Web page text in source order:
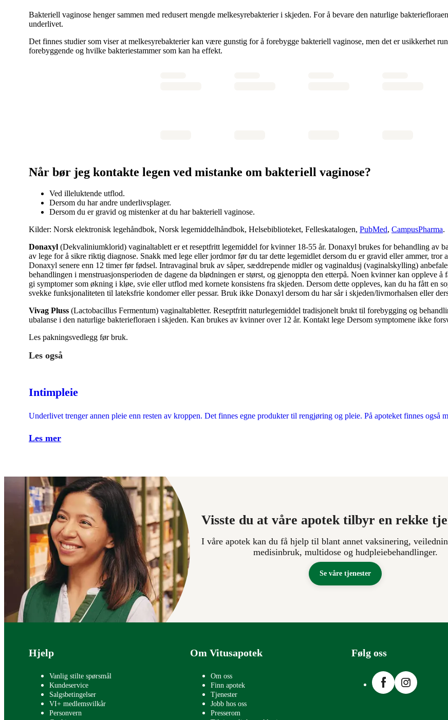
Bakteriell vaginose henger sammen med redusert mengde melkesyrebakterier i skjeden. For å bevare den naturlige
underlivet.
Det finnes studier som viser at melkesyrebakterier kan være gunstig for å forebygge bakteriell vaginose, men det er usikkerhet
forebyggende og hvilke bakteriestammer som kan ha effekt.
Når bør jeg kontakte legen ved mistanke om bakteriell vaginose?
Ved illeluktende utflod.
Dersom du har andre underlivsplager.
Dersom du er gravid og mistenker at du har bakteriell vaginose.
Kilder: Norsk elektronisk legehåndbok, Norsk legemiddelhåndbok, Helsebiblioteket, Felleskatalogen, PubMed, CampusPharma.
Donaxyl (Dekvaliniumklorid) vaginaltablett er et reseptfritt legemiddel for kvinner 18-55 år. Donaxyl brukes for behandling av
av lege for å sikre riktig diagnose. Snakk med lege eller jordmor før du tar dette legemidlet dersom du er gravid eller ammer,
Donaxyl senere enn 12 timer før fødsel. Intravaginal bruk av såper, sæddrepende midler og vaginaldusj (vaginalskylling)
behandlingen i menstruasjonsperioden de dagene da blødningen er størst, og gjenoppta den etterpå. Noen kvinner kan oppleve
gi symptomer som økning i kløe, svie eller utflod med kornete konsistens fra skjeden. Dersom dette oppleves, kan du ha fått en
svekke funksjonaliteten til lateksfrie kondomer eller pessar. Bruk ikke Donaxyl dersom du har sår i skjeden/livmorhalsen eller
Vivag Pluss (Lactobacillus Fermentum) vaginaltabletter. Reseptfritt naturlegemiddel tradisjonelt brukt til forebygging og
ubalanse i den naturlige bakteriefloraen i skjeden. Kan brukes av kvinner over 12 år. Kontakt lege Dersom symptomene ikke
Les pakningsvedlegg før bruk.
Les også
Intimpleie
Underlivet trenger annen pleie enn resten av kroppen. Det finnes egne produkter til rengjøring og pleie. På apoteket finnes
Les mer
Visste du at våre apotek tilbyr en rekke
I våre apotek kan du få hjelp til blant annet vaksinering,
medisinbruk, multidose og hudpleiebehandlinger.
Se våre tjenester
Bunntekst
Hjelp
Vanlig stilte spørsmål
Kundeservice
Salgsbetingelser
VI+ medlemsvilkår
Personvern
Om Vitusapotek
Om oss
Finn apotek
Tjenester
Jobb hos oss
Presserom
Følg oss
FacebookInstagram